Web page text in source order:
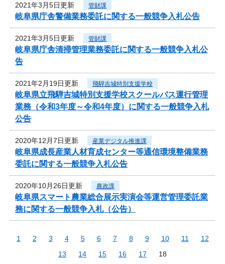
2021年3月5日更新 管財課
岐阜県庁舎警備業務委託に関する一般競争入札公告
2021年3月5日更新 管財課
岐阜県庁舎清掃管理業務委託に関する一般競争入札公
告
2021年2月19日更新 飛騨吉城特別支援学校
岐阜県立飛騨吉城特別支援学校スクールバス運行管理
業務（令和3年度～令和4年度）に関する一般競争入札
公告
2020年12月7日更新 産業デジタル推進課
岐阜県成長産業人材育成センター等通信環境整備業務
委託に関する一般競争入札公告
2020年10月26日更新 農政課
岐阜県スマート農業総合展示実演会等運営管理委託業
務に関する一般競争入札（公告）
1 2 3 4 5 6 7 8 9 10 11
12
13
14 15 16 17 18